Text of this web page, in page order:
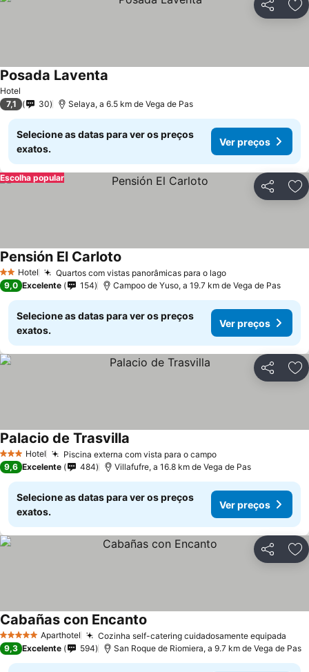
Partilhar
Hotel
Posada Laventa
7,1 30 Selaya, a 6.5 km de Vega de Pas
Selecione as datas para ver os preços
exatos.
Ver preços
Partilhar
Escolha popular
2 Estrelas
Hotel Quartos com vistas panorâmicas para o lago
Pensión El Carloto
9,0 Excelente 154 Campoo de Yuso, a 19.7 km de Vega de Pas
Selecione as datas para ver os preços
exatos.
Ver preços
Partilhar
3 EstrelasHotel Piscina externa com vista para o campo
Palacio de Trasvilla
9,6 Excelente 484 Villafufre, a 16.8 km de Vega de Pas
Selecione as datas para ver os preços
exatos.
Ver preços
Partilhar
5 Estrelas Aparthotel Cozinha self-catering cuidadosamente equipada
Cabañas con Encanto
9,3 Excelente 594 San Roque de Riomiera, a 9.7 km de Vega de Pas